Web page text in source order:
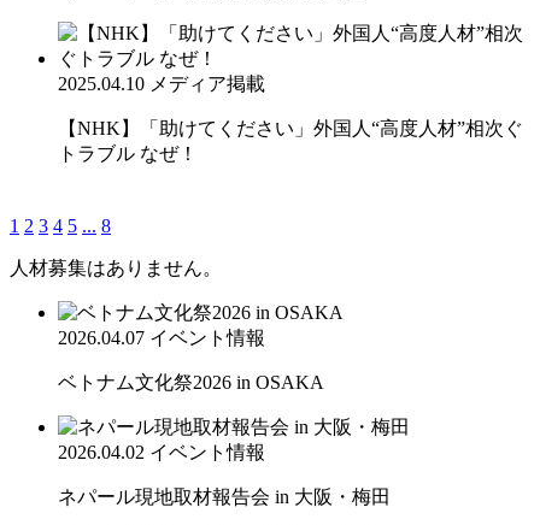
2025.04.10 メディア掲載
【NHK】「助けてください」外国人“高度人材”相次ぐ
トラブル なぜ！
1 2 3 4 5 ... 8
人材募集はありません。
2026.04.07 イベント情報
ベトナム文化祭2026 in OSAKA
2026.04.02 イベント情報
ネパール現地取材報告会 in 大阪・梅田